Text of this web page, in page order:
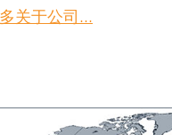
关于公司...